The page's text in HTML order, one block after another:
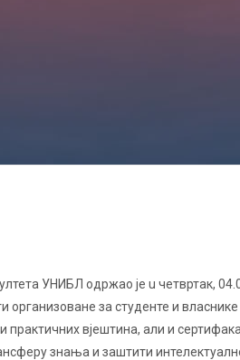
УНИБЛ одржао је u четвртак,
за студенте и
вјештина, али и
знања и заштити